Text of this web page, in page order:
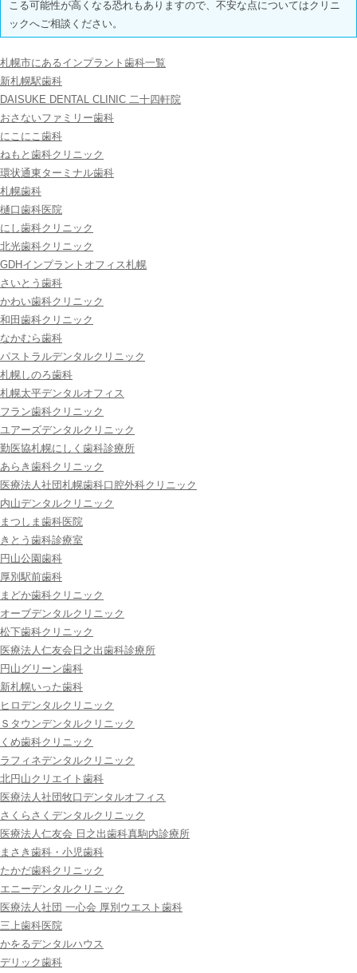
こる可能性が高くなる恐れもありますので、不安な点についてはクリニ
ックへご相談ください。
札幌市にあるインプラント歯科一覧
新札幌駅歯科
‎DAISUKE DENTAL CLINIC 二十四軒院
おさないファミリー歯科
にこにこ歯科
ねもと歯科クリニック
環状通東ターミナル歯科
札幌歯科
樋口歯科医院
にし歯科クリニック
北光歯科クリニック
GDHインプラントオフィス札幌
さいとう歯科
かわい歯科クリニック
和田歯科クリニック
なかむら歯科
パストラルデンタルクリニック
札幌しのろ歯科
札幌太平デンタルオフィス
フラン歯科クリニック
ユアーズデンタルクリニック
勤医協札幌にしく歯科診療所
あらき歯科クリニック
医療法人社団札幌歯科口腔外科クリニック
内山デンタルクリニック
まつしま歯科医院
きとう歯科診療室
円山公園歯科
厚別駅前歯科
まどか歯科クリニック
オーブデンタルクリニック
松下歯科クリニック
医療法人仁友会日之出歯科診療所
円山グリーン歯科
新札幌いった歯科
ヒロデンタルクリニック
Ｓタウンデンタルクリニック
くめ歯科クリニック
ラフィネデンタルクリニック
北円山クリエイト歯科
医療法人社団牧口デンタルオフィス
さくらさくデンタルクリニック
医療法人仁友会 日之出歯科真駒内診療所
まさき歯科・小児歯科
たかだ歯科クリニック
エニーデンタルクリニック
医療法人社団 一心会 厚別ウエスト歯科
三上歯科医院
かをるデンタルハウス
デリック歯科